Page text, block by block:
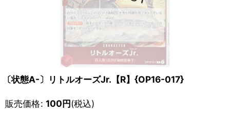
〔状態A-〕リトルオーズJr.【R】{OP16-017}
販売価格: 100円(税込)